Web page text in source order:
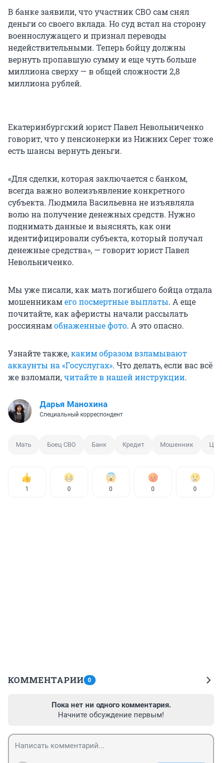
В банке заявили, что участник СВО сам снял
деньги со своего вклада. Но суд встал на сторону
военнослужащего и признал переводы
недействительными. Теперь бойцу должны
вернуть пропавшую сумму и еще чуть больше
миллиона сверху — в общей сложности 2,8
миллиона рублей.
Екатеринбургский юрист Павел Невольниченко
говорит, что у пенсионерки из Нижних Серег тоже
есть шансы вернуть деньги.
«Для сделки, которая заключается с банком,
всегда важно волеизъявление конкретного
субъекта. Людмила Васильевна не изъявляла
волю на получение денежных средств. Нужно
поднимать данные и выяснять, как они
идентифицировали субъекта, который получал
денежные средства», — говорит юрист Павел
Невольниченко.
Мы уже писали, как мать погибшего бойца отдала
мошенникамего посмертные выплаты. А еще
почитайте, как аферисты начали рассылать
россиянамобнаженные фото. А это опасно.
Узнайте также,каким образом взламывают
аккаунты на «Госуслугах». Что делать, если вас всё
же взломали,читайте в нашей инструкции.
Дарья Манохина
Специальный корреспондент
Мать Боец СВО Банк Кредит Мошенник
1 0 0 0 0
КОММЕНТАРИИ 0
Пока нет ни одного комментария.
Начните обсуждение первым!